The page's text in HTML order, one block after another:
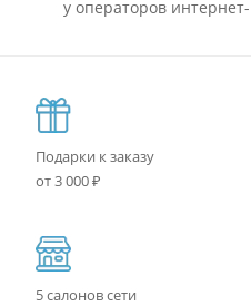
у операторов
Подарки к заказу
от 3 000 ₽
5 салонов сети